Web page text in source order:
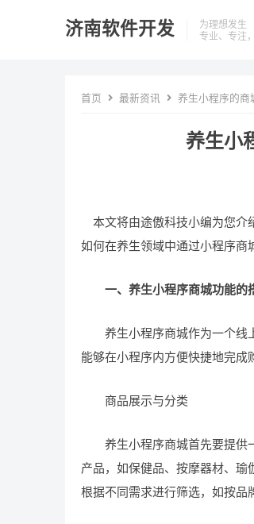
济南软件开发
为理想发生
专业、专注
首页 最新资讯 养生小程序的商
养生小
本文将由途傲科技小编为您介
如何在养生领域中通过小程序商
一、养生小程序商城功能的
养生小程序商城作为一个线上
能够在小程序内方便快捷地完成
商品展示与分类
养生小程序商城首先要提供一
产品，如保健品、按摩器材、瑜
根据不同需求进行筛选，如按品